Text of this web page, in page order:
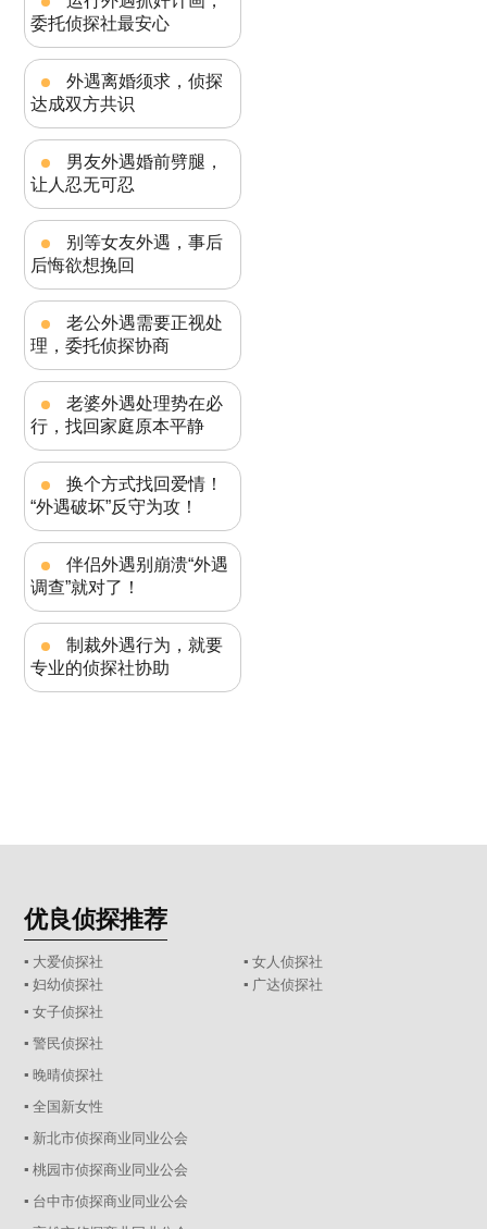
委托侦探社最安心
外遇离婚须求，侦探
达成双方共识
男友外遇婚前劈腿，
让人忍无可忍
别等女友外遇，事后
后悔欲想挽回
老公外遇需要正视处
理，委托侦探协商
老婆外遇处理势在必
行，找回家庭原本平静
换个方式找回爱情！
“外遇破坏”反守为攻！
伴侣外遇别崩溃“外遇
调查”就对了！
制裁外遇行为，就要
专业的侦探社协助
优良侦探推荐
▪ 大爱侦探社
▪ 女人侦探社
▪ 妇幼侦探社
▪ 广达侦探社
▪ 女子侦探社
▪ 警民侦探社
▪ 晚晴侦探社
▪ 全国新女性
▪ 新北市侦探商业同业公会
▪ 桃园市侦探商业同业公会
▪ 台中市侦探商业同业公会